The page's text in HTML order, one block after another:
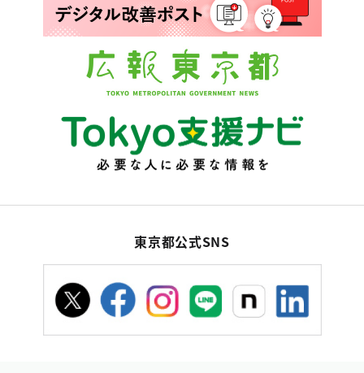
東京都公式SNS